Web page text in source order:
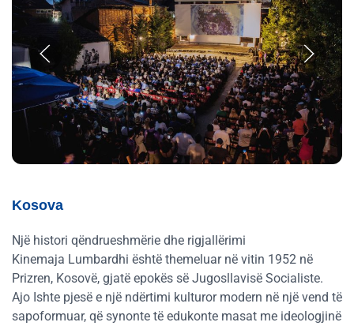
Kosova
Një histori qëndrueshmërie dhe rigjallërimi
Kinemaja Lumbardhi është themeluar në vitin 1952 në
Prizren, Kosovë, gjatë epokës së Jugosllavisë Socialiste.
Ajo Ishte pjesë e një ndërtimi kulturor modern në një vend të
sapoformuar, që synonte të edukonte masat me ideologjinë